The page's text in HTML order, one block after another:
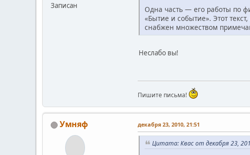
Записан
Одна часть — его работы по
«Бытие и событие». Этот
снабжен множеством
Неслабо вы!
Пишите письма!
Умняф декабря 23, 2010, 21:51
Цитата: Квас от декабря 23,